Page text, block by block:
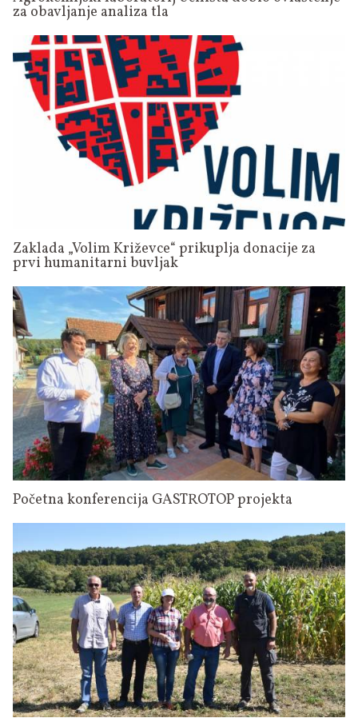
za obavljanje analiza tla
Zaklada „Volim Križevce“ prikuplja donacije za
prvi humanitarni buvljak
Početna konferencija GASTROTOP projekta